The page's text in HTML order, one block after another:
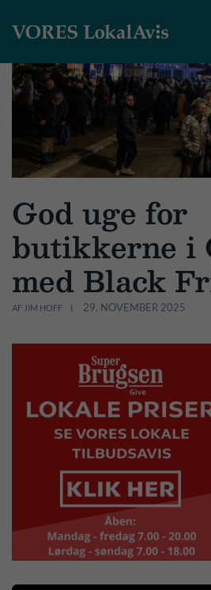
God uge for
butikkerne i
med Black
AF JIM HOFF 29. NOVEMBER 2025